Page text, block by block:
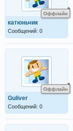
Оффлайн
катюньчик
Сообщений: 0
Оффлайн
Guliver
Сообщений: 0